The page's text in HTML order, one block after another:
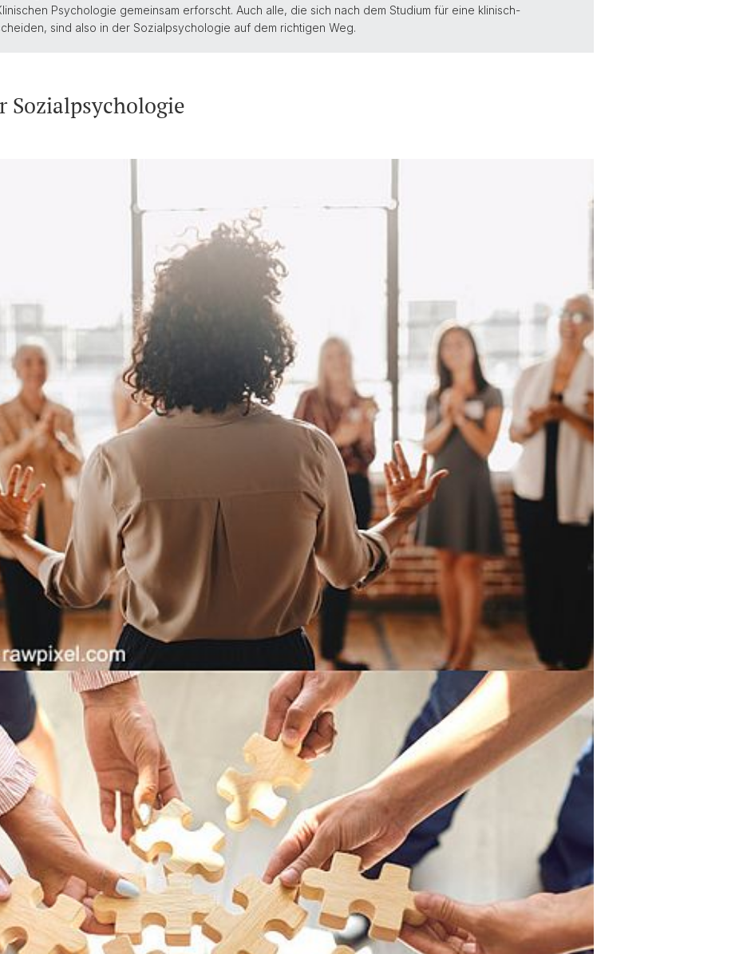
Psychologie gemeinsam erforscht. Auch alle, die sich nach dem Studium für eine klinisch-
sind also in der Sozialpsychologie auf dem richtigen Weg.
Sozialpsychologie